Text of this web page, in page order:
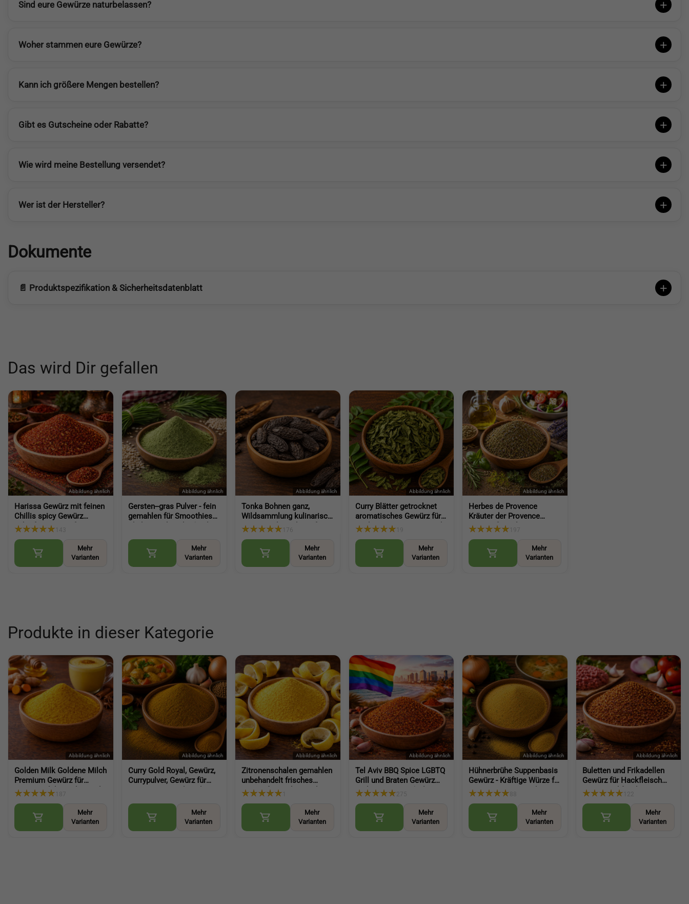
Sind eure Gewürze naturbelassen?
Woher stammen eure Gewürze?
Kann ich größere Mengen bestellen?
Gibt es Gutscheine oder Rabatte?
Wie wird meine Bestellung versendet?
Wer ist der Hersteller?
Dokumente
📄 Produktspezifikation & Sicherheitsdatenblatt
Das wird Dir gefallen
Harissa Gewürz mit feinen
Chillis spicy Gewürz
scharfes Gewürz für Paste
(Harissa Spice)
Mehr
Varianten
Gersten--gras Pulver - fein
gemahlen für Smoothies
Mehr
Varianten
Tonka Bohnen ganz,
Wildsammlung kulinarisch
aromatische Bohnen für
(Tonka Beans Whole)Mehr
Varianten
Curry Blätter getrocknet
aromatisches Gewürz für
Küche Currys Suppen und
(Dried Curry Leaves)Mehr
Varianten
Herbes de Provence
Kräuter der Provence
Gewürz für Salat
Küche und Gerichte (Herbs
of Provence)
Mehr
Varianten
Produkte in dieser Kategorie
Golden Milk Goldene Milch
Premium Gewürz für
warme Milchgerichte und
Milk Spice
Mehr
Varianten
Curry Gold Royal, Gewürz,
Currypulver, Gewürz für
Gold Royal)
Mehr
Varianten
Zitronenschalen gemahlen
unbehandelt frisches
Aroma für Backen und
(Lemon Peel Powder)
Mehr
Varianten
Tel Aviv BBQ Spice LGBTQ
Grill und Braten Gewürz
Barbecue Würze (Tel Aviv
Mehr
Varianten
Hühnerbrühe Suppenbasis
Gewürz - Kräftige Würze für
Suppen, Saucen und
(Chicken Broth Seasoning)
Mehr
Varianten
Buletten und Frikadellen
Gewürz für Hackfleisch
Burger und faschiertes
Mehr
Varianten